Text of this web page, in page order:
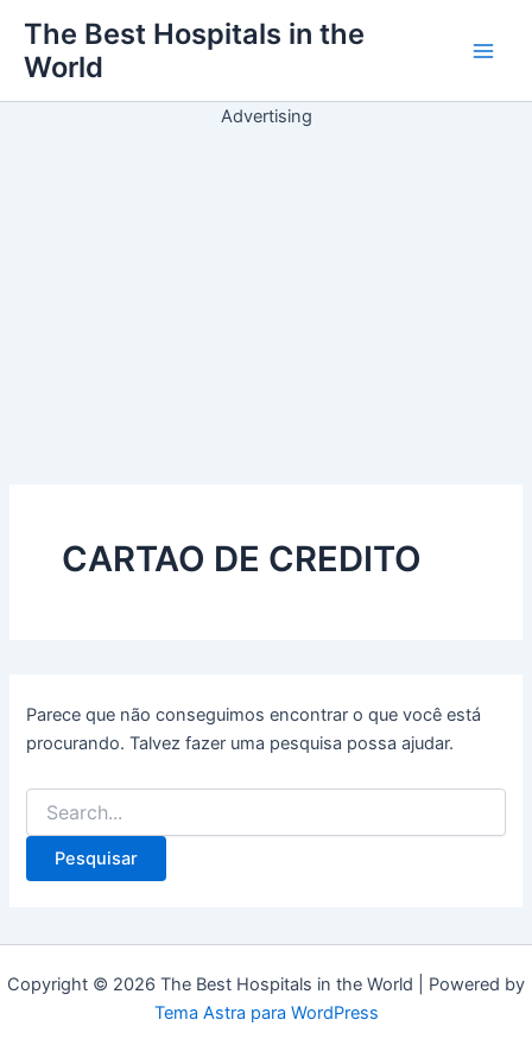
para
conteúdo
The Best Hospitals in the
World
Advertising
CARTAO DE CREDITO
Parece que não conseguimos encontrar o que você está
procurando. Talvez fazer uma pesquisa possa ajudar.
Pesquisar
por:
Copyright © 2026 The Best Hospitals in the World | Powered by
Tema Astra para WordPress